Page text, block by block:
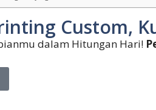
Custom,
dalam Hitungan Hari!